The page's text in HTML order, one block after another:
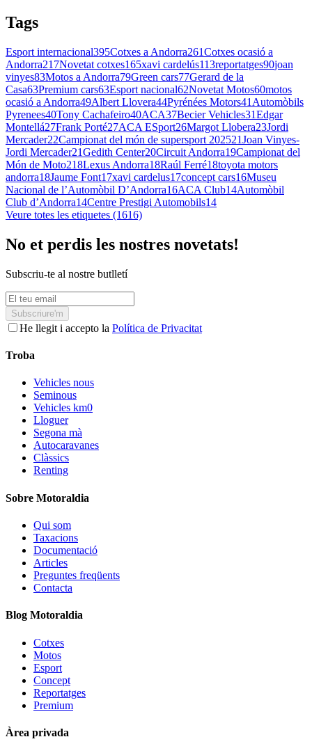
Tags
Esport internacional395Cotxes a Andorra261Cotxes ocasió a
Andorra217Novetat cotxes165xavi cardelús113reportatges90joan
vinyes83Motos a Andorra79Green cars77Gerard de la
Casa63Premium cars63Esport nacional62Novetat Motos60motos
ocasió a Andorra49Albert Llovera44Pyrénées Motors41 Automòbils
Pyrenees40Tony Cachafeiro40ACA37Becier Vehicles31Edgar
Montellá27Frank Porté27ACA ESport26Margot Llobera23Jordi
Mercader22Campionat del món de supersport 202521Joan Vinyes-
Jordi Mercader21Gedith Center20Circuit Andorra19Campionat del
Món de Moto218Lexus Andorra18Raúl Ferré18toyota motors
andorra18Jaume Font17xavi cardelus17concept cars16Museu
Nacional de l’Automòbil D’Andorra16ACA Club14Automòbil
Club d’Andorra14Centre Prestigi Automobils14
Veure totes les etiquetes (1616)
No et perdis les nostres novetats!
Subscriu-te al nostre butlletí
Subscriure'm
He llegit i accepto la Política de Privacitat
Troba
Vehicles nous
Seminous
Vehicles km0
Lloguer
Segona mà
Autocaravanes
Clàssics
Renting
Sobre Motoraldia
Qui som
Taxacions
Documentació
Articles
Preguntes freqüents
Contacta
Blog Motoraldia
Cotxes
Motos
Esport
Concept
Reportatges
Premium
Àrea privada